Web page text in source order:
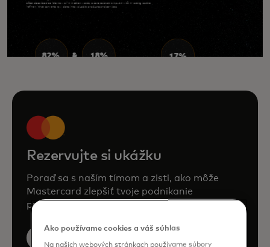
Rezervujte si ukážku
Poraď sa s naším tímom a zisti, ako môže
Mastercard zlepšiť tvoje podnikanie
prostredníctvom našich produktov a služieb.
Ako používame cookies a váš súhlas
Na našich webových stránkach používame súbory